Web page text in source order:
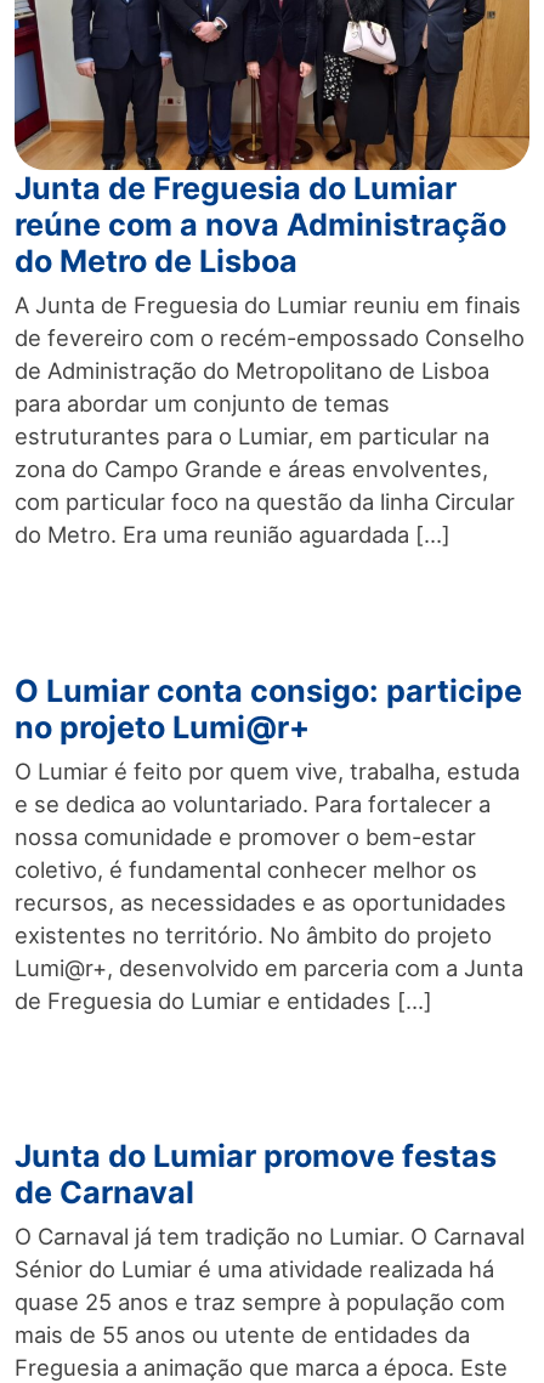
Junta de Freguesia do Lumiar
reúne com a nova Administração
do Metro de Lisboa
A Junta de Freguesia do Lumiar reuniu em finais
de fevereiro com o recém-empossado Conselho
de Administração do Metropolitano de Lisboa
para abordar um conjunto de temas
estruturantes para o Lumiar, em particular na
zona do Campo Grande e áreas envolventes,
com particular foco na questão da linha Circular
do Metro. Era uma reunião aguardada […]
O Lumiar conta consigo: participe
no projeto Lumi@r+
O Lumiar é feito por quem vive, trabalha, estuda
e se dedica ao voluntariado. Para fortalecer a
nossa comunidade e promover o bem-estar
coletivo, é fundamental conhecer melhor os
recursos, as necessidades e as oportunidades
existentes no território. No âmbito do projeto
Lumi@r+, desenvolvido em parceria com a Junta
de Freguesia do Lumiar e entidades […]
Junta do Lumiar promove festas
de Carnaval
O Carnaval já tem tradição no Lumiar. O Carnaval
Sénior do Lumiar é uma atividade realizada há
quase 25 anos e traz sempre à população com
mais de 55 anos ou utente de entidades da
Freguesia a animação que marca a época. Este